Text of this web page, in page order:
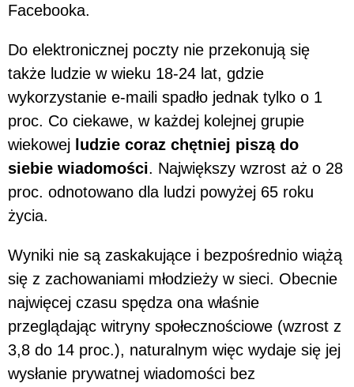
Facebooka.
Do elektronicznej poczty nie przekonują się
także ludzie w wieku 18-24 lat, gdzie
wykorzystanie e-maili spadło jednak tylko o 1
proc. Co ciekawe, w każdej kolejnej grupie
wiekowej ludzie coraz chętniej piszą do
siebie wiadomości. Największy wzrost aż o 28
proc. odnotowano dla ludzi powyżej 65 roku
życia.
Wyniki nie są zaskakujące i bezpośrednio wiążą
się z zachowaniami młodzieży w sieci. Obecnie
najwięcej czasu spędza ona właśnie
przeglądając witryny społecznościowe (wzrost z
3,8 do 14 proc.), naturalnym więc wydaje się jej
wysłanie prywatnej wiadomości bez